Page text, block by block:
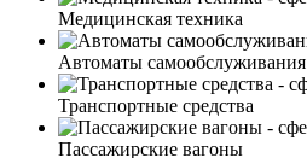
Медицинская техника
Автоматы самообслуживания
Транспортные средства
Пассажирские вагоны